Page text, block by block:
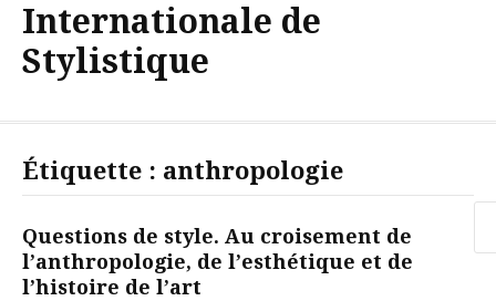
Internationale de
Stylistique
Étiquette : anthropologie
Questions de style. Au croisement de
l’anthropologie, de l’esthétique et de
l’histoire de l’art